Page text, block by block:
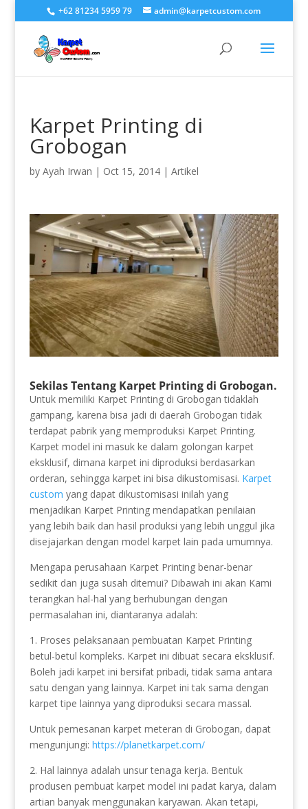
+62 81234 5959 79 admin@karpetcustom.com
Karpet Printing di
Grobogan
by Ayah Irwan | Oct 15, 2014| Artikel
Sekilas Tentang Karpet Printing di Grobogan.
Untuk memiliki Karpet Printing di Grobogan tidaklah
gampang, karena bisa jadi di daerah Grobogan tidak
terdapat pabrik yang memproduksi Karpet Printing.
Karpet model ini masuk ke dalam golongan karpet
eksklusif, dimana karpet ini diproduksi berdasarkan
orderan, sehingga karpet ini bisa dikustomisasi. Karpet
custom yang dapat dikustomisasi inilah yang
menjadikan Karpet Printing mendapatkan penilaian
yang lebih baik dan hasil produksi yang lebih unggul jika
disejajarkan dengan model karpet lain pada umumnya.
Mengapa perusahaan Karpet Printing benar-benar
sedikit dan juga susah ditemui? Dibawah ini akan Kami
terangkan hal-hal yang berhubungan dengan
permasalahan ini, diantaranya adalah:
1. Proses pelaksanaan pembuatan Karpet Printing
betul-betul kompleks. Karpet ini dibuat secara eksklusif.
Boleh jadi karpet ini bersifat pribadi, tidak sama antara
satu dengan yang lainnya. Karpet ini tak sama dengan
karpet tipe lainnya yang diproduksi secara massal.
Untuk pemesanan karpet meteran di Grobogan, dapat
mengunjungi: https://planetkarpet.com/
2. Hal lainnya adalah unsur tenaga kerja. Bentuk
produsen pembuat karpet model ini padat karya, dalam
artian banyak menggunakan karyawan. Akan tetapi,